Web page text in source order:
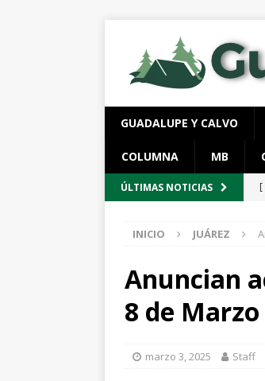
GUADALUPE Y CALVO
COLUMNA MB
ÚLTIMAS NOTICIAS [
INICIO JUÁREZ
Anuncian
8 de Marzo
marzo 3, 2025 Staff